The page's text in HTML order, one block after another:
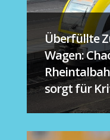
Überfüllte
Wagen:
sorgt für